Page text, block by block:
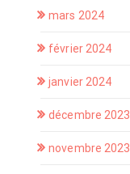
mars 2024
février 2024
janvier 2024
décembre 2023
novembre 2023